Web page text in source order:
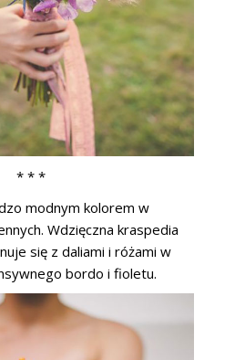
* * *
modnym kolorem w
Wdzięczna kraspedia
się z daliami i różami w
bordo i fioletu.